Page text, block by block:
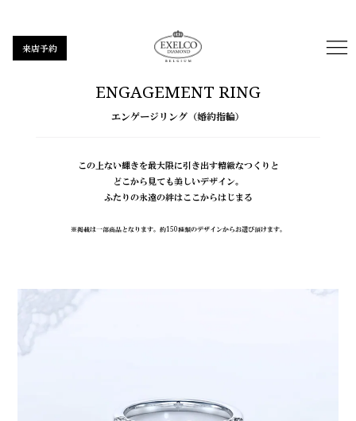
ENGAGEMENT RING
エンゲージリング（婚約指輪）
この上ない輝きを最大限に引き出す精緻なつくりと
どこから見ても美しいデザイン。
ふたりの永遠の絆はここからはじまる
※掲載は一部商品となります。約150種類のデザインからお選び頂けます。
来店予約